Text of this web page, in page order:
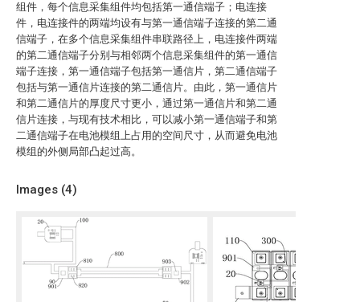
组件，每个信息采集组件均包括第一通信端子；电连接
件，电连接件的两端均设有与第一通信端子连接的第二通
信端子，在多个信息采集组件串联路径上，电连接件两端
的第二通信端子分别与相邻两个信息采集组件的第一通信
端子连接，第一通信端子包括第一通信片，第二通信端子
包括与第一通信片连接的第二通信片。由此，第一通信片
和第二通信片的厚度尺寸更小，通过第一通信片和第二通
信片连接，与现有技术相比，可以减小第一通信端子和第
二通信端子在电池模组上占用的空间尺寸，从而避免电池
模组的外侧局部凸起过高。
Images (4)